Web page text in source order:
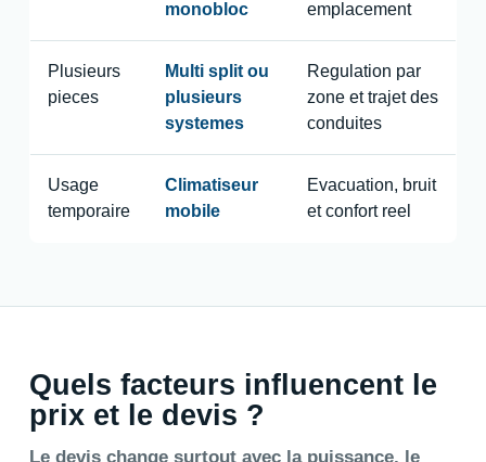
monobloc
emplacement
Plusieurs
pieces
Multi split ou
plusieurs
systemes
Regulation par
zone et trajet des
conduites
Usage
temporaire
Climatiseur
mobile
Evacuation, bruit
et confort reel
Quels facteurs influencent le
prix et le devis ?
Le devis change surtout avec la puissance, le